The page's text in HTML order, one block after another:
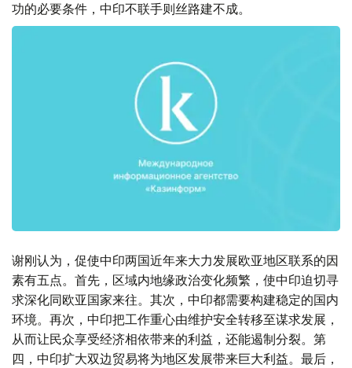
功的必要条件，中印不联手则丝路建不成。
谢刚认为，促使中印两国近年来大力发展欧亚地区联系的因
素有五点。首先，区域内地缘政治变化频繁，使中印迫切寻
求深化同欧亚国家来往。其次，中印都需要构建稳定的国内
环境。再次，中印把工作重心由维护安全转移至谋求发展，
从而让民众享受经济相依带来的利益，还能遏制分裂。第
四，中印扩大双边贸易将为地区发展带来巨大利益。最后，